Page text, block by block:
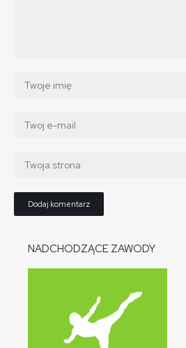
NADCHODZĄCE ZAWODY